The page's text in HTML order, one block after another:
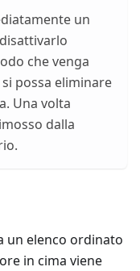
un
che venga
possa eliminare
Una volta
dalla
un elenco ordinato
in cima viene